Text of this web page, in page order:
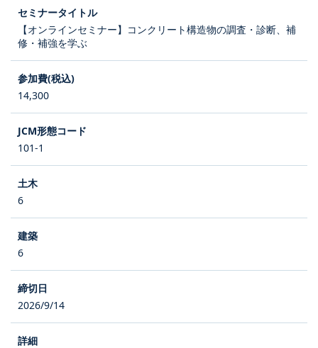
【オンラインセミナー】コンクリート構造物の調査・診断、補
修・補強を学ぶ
14,300
101-1
6
6
2026/9/14